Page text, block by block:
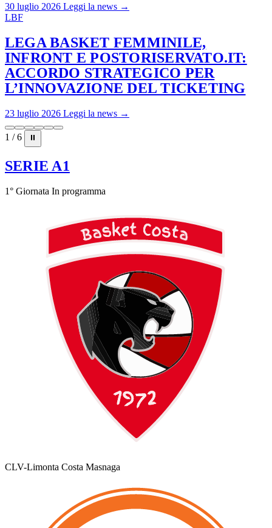
30 luglio 2026 Leggi la news →
LBF
LEGA BASKET FEMMINILE,
INFRONT E POSTORISERVATO.IT:
ACCORDO STRATEGICO PER
L’INNOVAZIONE DEL TICKETING
23 luglio 2026 Leggi la news →
1 / 6 ⏸
SERIE A1
1° Giornata In programma
CLV-Limonta Costa Masnaga